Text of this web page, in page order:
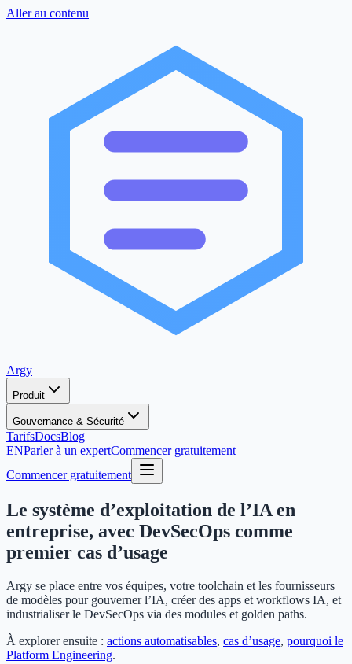
Aller au contenu
Argy
Produit
Gouvernance & Sécurité
TarifsDocsBlog
ENParler à un expertCommencer gratuitement
Commencer gratuitement
Le système d’exploitation de l’IA en
entreprise, avec DevSecOps comme
premier cas d’usage
Argy se place entre vos équipes, votre toolchain et les fournisseurs
de modèles pour gouverner l’IA, créer des apps et workflows IA, et
industrialiser le DevSecOps via des modules et golden paths.
À explorer ensuite : actions automatisables, cas d’usage, pourquoi le
Platform Engineering.